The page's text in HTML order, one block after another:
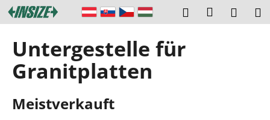
Zum
Inhalt
springen
SuchenLogin
Untergestelle für
Granitplatten
Meistverkauft
W
a
zum
zum
W
a
s
s